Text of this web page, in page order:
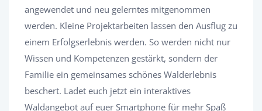
angewendet und neu gelerntes mitgenommen
werden. Kleine Projektarbeiten lassen den Ausflug zu
einem Erfolgserlebnis werden. So werden nicht nur
Wissen und Kompetenzen gestärkt, sondern der
Familie ein gemeinsames schönes Walderlebnis
beschert. Ladet euch jetzt ein interaktives
Waldangebot auf euer Smartphone für mehr Spaß